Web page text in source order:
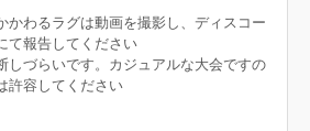
かわるラグは動画を撮影し、ディスコー
て報告してください
しづらいです。カジュアルな大会ですの
許容してください